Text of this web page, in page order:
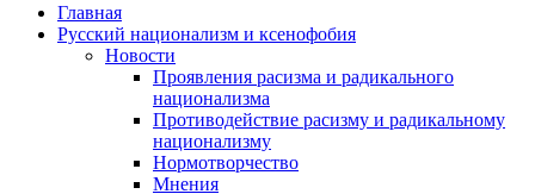
Главная
Русский национализм и ксенофобия
Новости
Проявления расизма и радикального
национализма
Противодействие расизму и радикальному
национализму
Нормотворчество
Мнения